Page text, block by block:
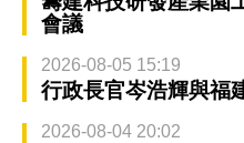
會議
2026-08-05 15:19
行政長官岑浩輝與福
2026-08-04 20:02